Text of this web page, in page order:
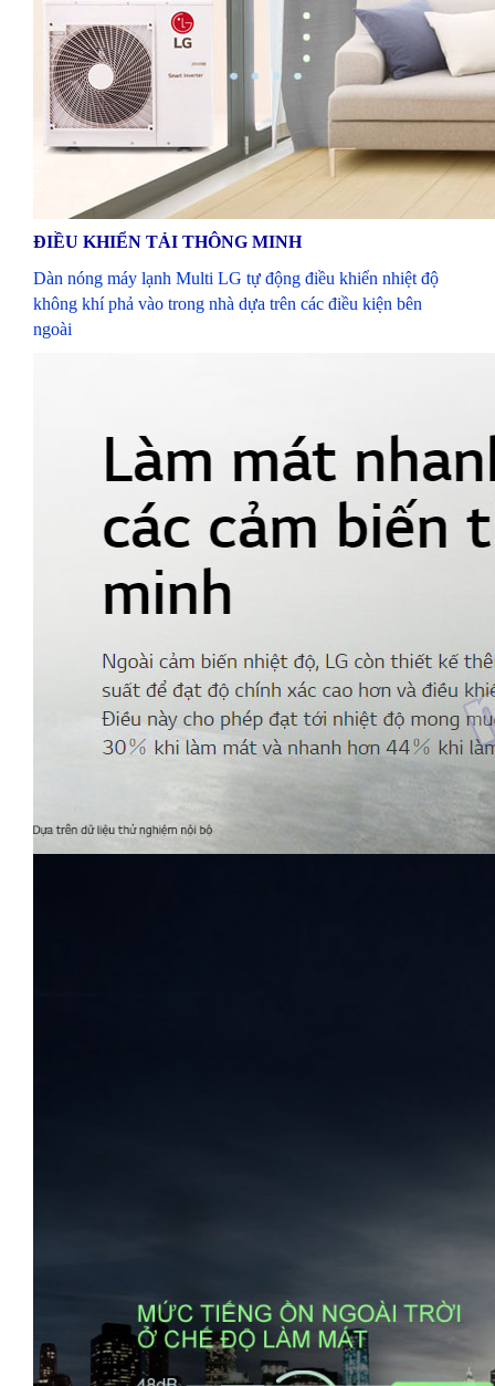
ĐIỀU KHIỂN TẢI THÔNG MINH
Dàn nóng máy lạnh Multi LG tự động điều khiển nhiệt độ
không khí phả vào trong nhà dựa trên các điều kiện bên
ngoài